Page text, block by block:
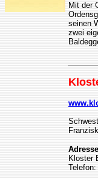
Mit der
seinen
zwei
Kloster